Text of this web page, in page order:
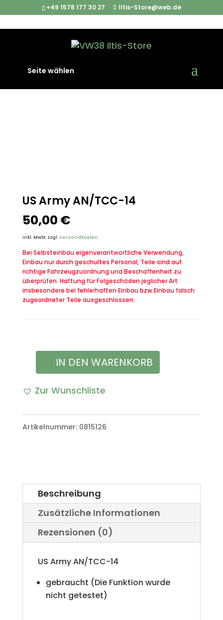
+49 1578 177 30 27 Iltis-Store@web.de
Seite wählen
US Army AN/TCC-14
50,00 €
inkl. MwSt. zzgl.Versandkosten
Bei Selbsteinbau eigenverantwortliche Verwendung,
Einbau nur durch geschultes Personal, Teile sind auf
richtige Fahrzeugzuordnung und Beschaffenheit zu
überprüfen. Haftung für Folgeschäden jeglicher Art
insbesondere bei fehlerhaften Einbau bzw.Einbau falsch
zugeordneter Teile ausgeschlossen.
Army
14
IN DEN WARENKORB
Zur Wunschliste
Artikelnummer: 0815126
Beschreibung
Zusätzliche Informationen
Rezensionen (0)
US Army AN/TCC-14
gebraucht (Die Funktion wurde
nicht getestet)